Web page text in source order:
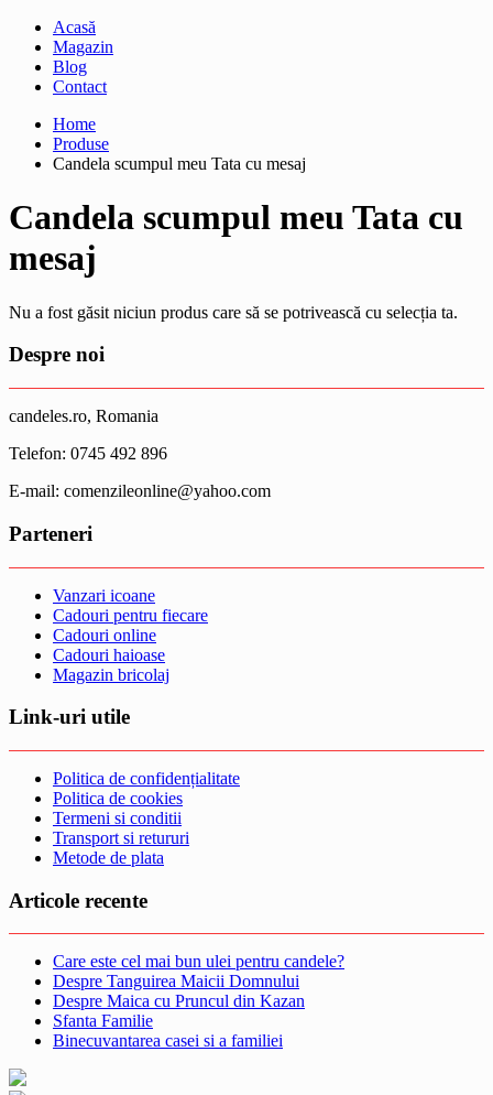
Acasă
Magazin
Blog
Contact
Home
Produse
Candela scumpul meu Tata cu mesaj
Candela scumpul meu Tata cu
mesaj
Nu a fost găsit niciun produs care să se potrivească cu selecția ta.
Despre noi
candeles.ro, Romania
Telefon: 0745 492 896
E-mail: comenzileonline@yahoo.com
Parteneri
Vanzari icoane
Cadouri pentru fiecare
Cadouri online
Cadouri haioase
Magazin bricolaj
Link-uri utile
Politica de confidențialitate
Politica de cookies
Termeni si conditii
Transport si retururi
Metode de plata
Articole recente
Care este cel mai bun ulei pentru candele?
Despre Tanguirea Maicii Domnului
Despre Maica cu Pruncul din Kazan
Sfanta Familie
Binecuvantarea casei si a familiei